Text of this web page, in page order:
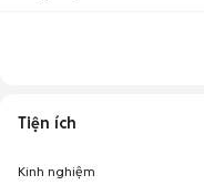
Tiện ích
Kinh nghiệm